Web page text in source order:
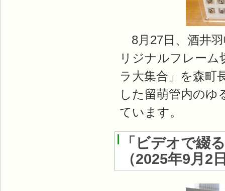
8月27日、酒井
リジナルフレーム
ラ大集合」を森町
した留萌管内の
ています。
「ビデオで綴
（2025年9月2